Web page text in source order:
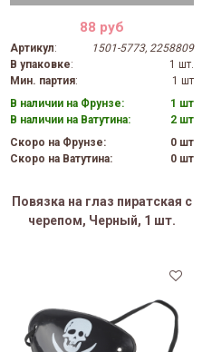
88 руб
Артикул:
1501-5773, 2258809
В упаковке:
1 шт.
Мин. партия:
1 шт
В наличии на Фрунзе:
1 шт
В наличии на Ватутина:
2 шт
Скоро на Фрунзе:
0 шт
Скоро на Ватутина:
0 шт
Повязка на глаз пиратская с
черепом, Черный, 1 шт.